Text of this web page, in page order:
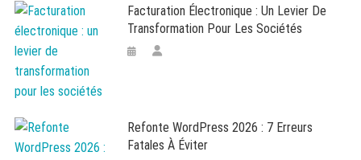
Facturation Électronique : Un Levier De
Transformation Pour Les Sociétés
Refonte WordPress 2026 : 7 Erreurs
Fatales À Éviter